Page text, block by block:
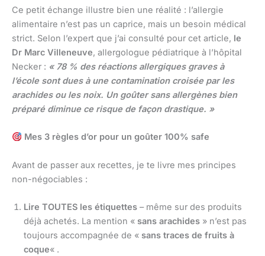
Ce petit échange illustre bien une réalité : l’allergie
alimentaire n’est pas un caprice, mais un besoin médical
strict. Selon l’expert que j’ai consulté pour cet article, le
Dr Marc Villeneuve, allergologue pédiatrique à l’hôpital
Necker : « 78 % des réactions allergiques graves à
l’école sont dues à une contamination croisée par les
arachides ou les noix. Un goûter sans allergènes bien
préparé diminue ce risque de façon drastique. »
Mes 3 règles d’or pour un goûter 100% safe
Avant de passer aux recettes, je te livre mes principes
non-négociables :
Lire TOUTES les étiquettes – même sur des produits
déjà achetés. La mention « sans arachides » n’est pas
toujours accompagnée de « sans traces de fruits à
coque« .